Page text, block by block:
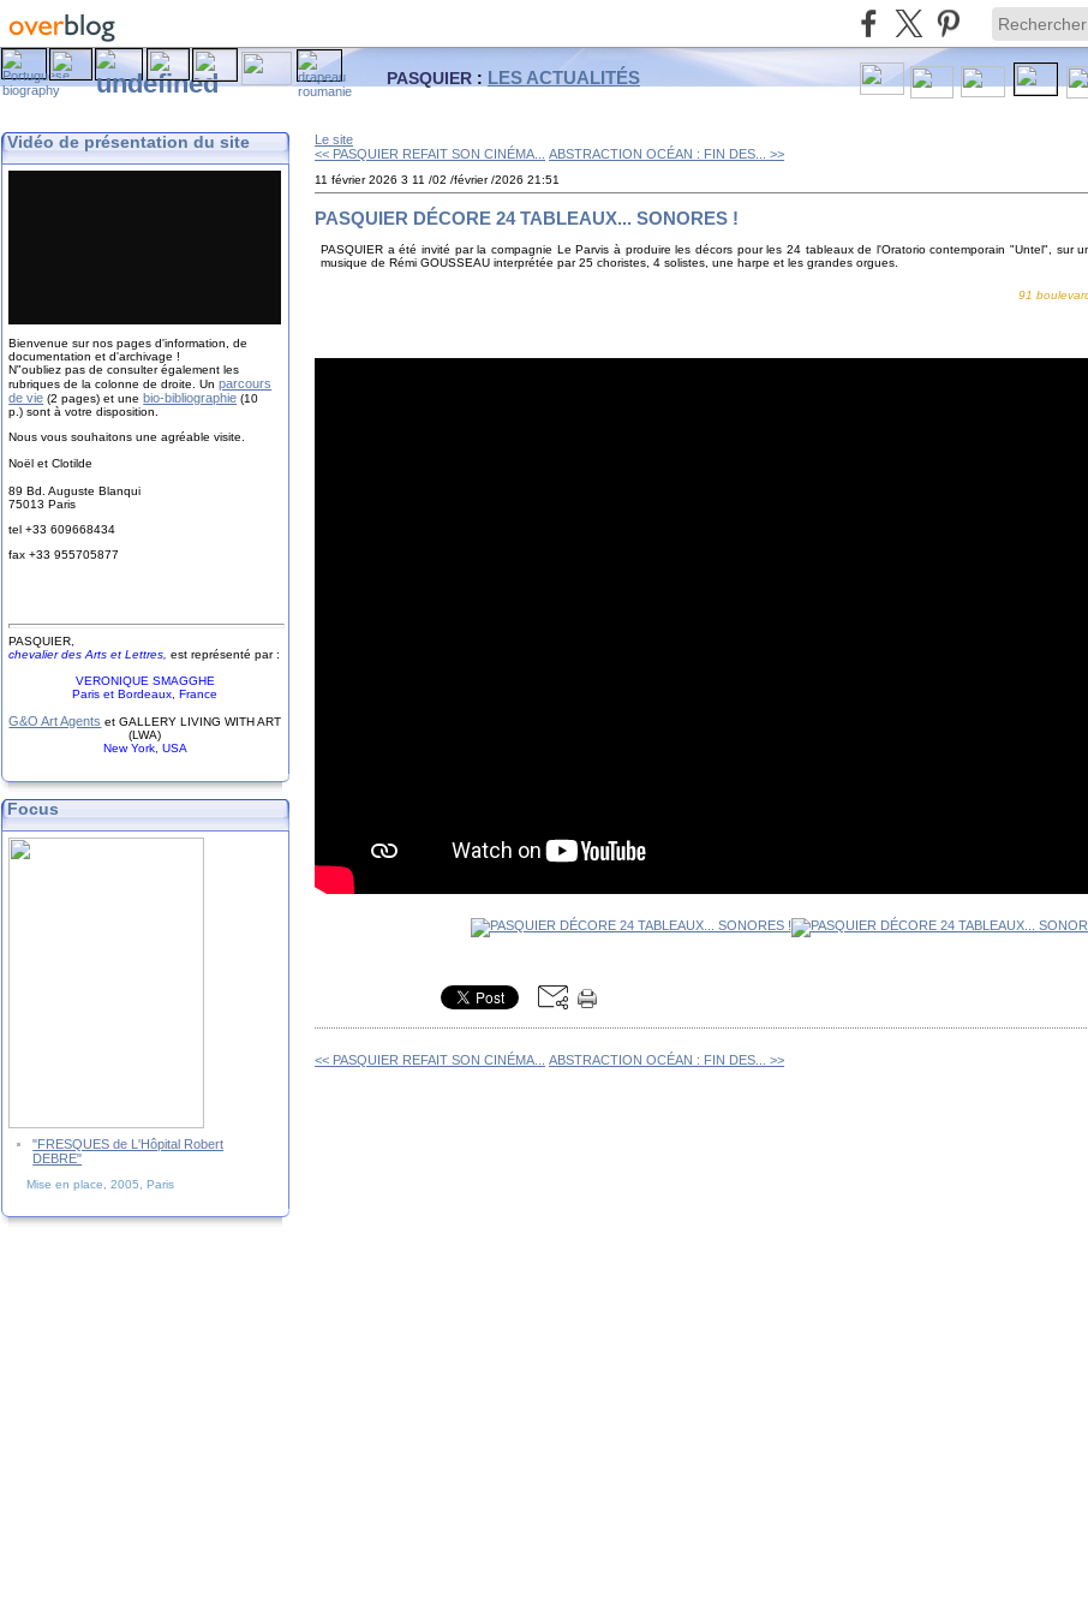
PASQUIER : LES ACTUALITÉS
Vidéo de présentation du site
Bienvenue sur nos pages d'information, de
documentation et d'archivage !
N"oubliez pas de consulter également les
rubriques de la colonne de droite. Unparcours
de vie (2 pages) et une bio-bibliographie (10
p.) sont à votre disposition.
Nous vous souhaitons une agréable visite.
Noël et Clotilde
89 Bd. Auguste Blanqui
75013 Paris
tel +33 609668434
fax +33955705877
PASQUIER
chevalier des Arts et Lettres, est représenté par :
VERONIQUE SMAGGHE
Paris et Bordeaux, France
G&O Art Agents et GALLERY LIVING WITH ART
(LWA)
New York, USA
Focus
"FRESQUES de L'Hôpital Robert
DEBRE"
Mise en place, 2005, Paris
Le site
<< PASQUIER REFAIT SON CINÉMA...
ABSTRACTION OCÉAN : FIN DES... >>
11 février 2026 3 11 /02 /février /2026 21:51
PASQUIER DÉCORE 24 TABLEAUX... SONORES !
PASQUIER a été invité par la compagnie Le Parvis à produire les décors pour les 24 tableaux de l'Oratorio contemporain "Untel", sur
musique de Rémi GOUSSEAU interprétée par 25 choristes, 4 solistes, une harpe et les grandes orgues.
91
<< PASQUIER REFAIT SON CINÉMA... ABSTRACTION OCÉAN : FIN DES... >>